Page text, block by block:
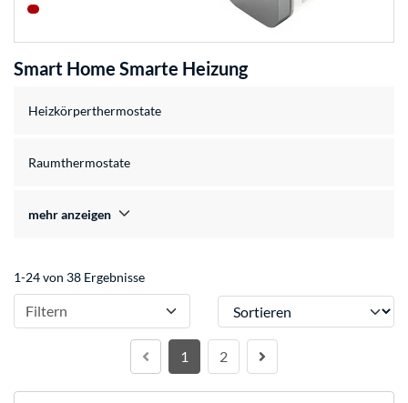
Smart Home Smarte Heizung
Heizkörperthermostate
Raumthermostate
mehr anzeigen
1-24 von 38 Ergebnisse
Filtern Sortieren
1 2